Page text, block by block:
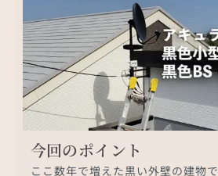
今回のポイント
ここ数年で増えた黒い外壁の建物